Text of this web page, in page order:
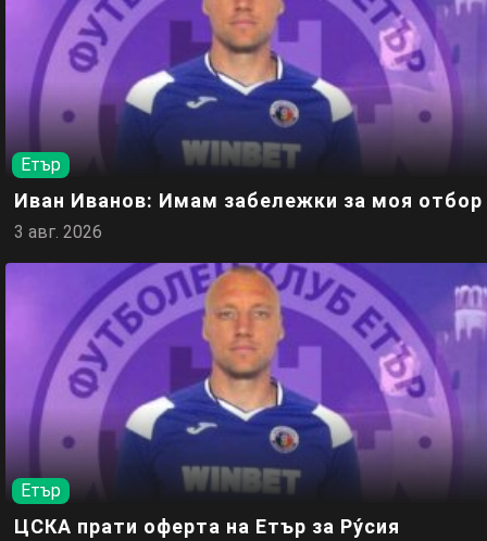
Етър
Иван Иванов: Имам забележки за моя отбор
3 авг. 2026
Етър
ЦСКА прати оферта на Етър за Ру́сия